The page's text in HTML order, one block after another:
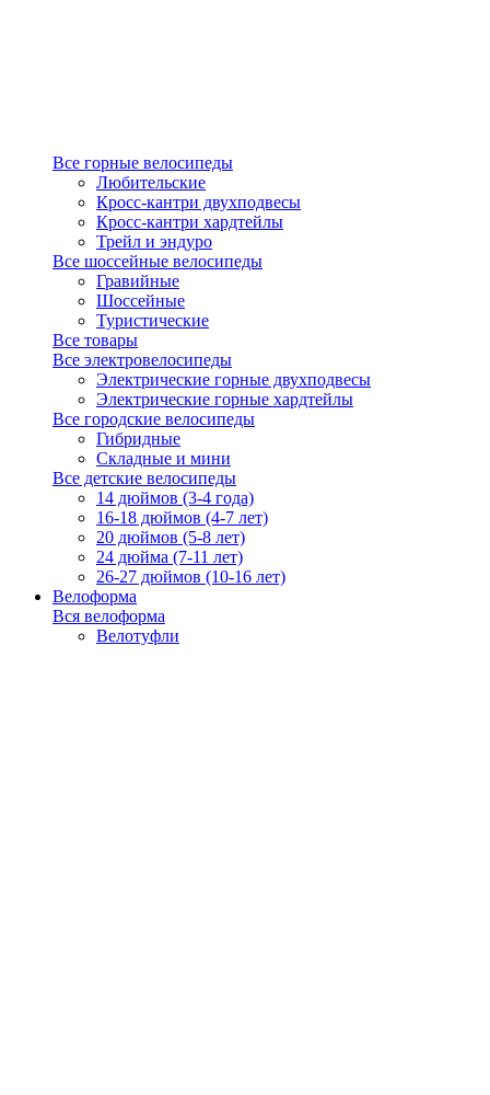
Все горные велосипеды
Любительские
Кросс-кантри двухподвесы
Кросс-кантри хардтейлы
Трейл и эндуро
Все шоссейные велосипеды
Гравийные
Шоссейные
Туристические
Все товары
Все электровелосипеды
Электрические горные двухподвесы
Электрические горные хардтейлы
Все городские велосипеды
Гибридные
Складные и мини
Все детские велосипеды
14 дюймов (3-4 года)
16-18 дюймов (4-7 лет)
20 дюймов (5-8 лет)
24 дюйма (7-11 лет)
26-27 дюймов (10-16 лет)
Велоформа
Вся велоформа
Велотуфли